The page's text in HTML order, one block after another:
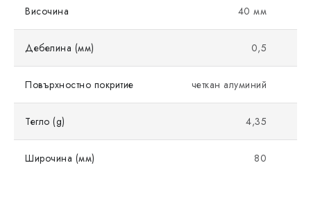
Височина 40 мм
Дебелина (мм) 0,5
Повърхностно покритие четкан алуминий
Тегло (g) 4,35
Широчина (мм) 80